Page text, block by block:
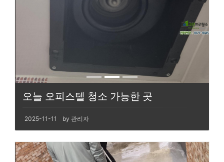
오늘 오피스텔 청소 가능한 곳
2025-11-11 by 관리자